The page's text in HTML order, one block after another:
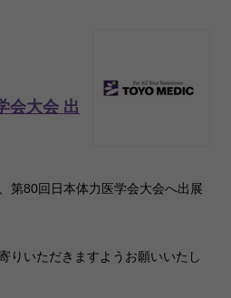
会大会 出
第80回日本体力医学会大会へ出展
りいただきますようお願いいたし